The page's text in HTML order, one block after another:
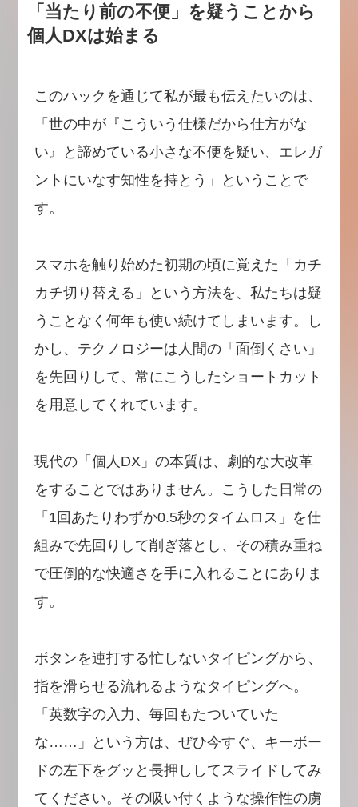
「当たり前の不便」を疑うことから
個人DXは始まる
このハックを通じて私が最も伝えたいのは、
「世の中が『こういう仕様だから仕方がな
い』と諦めている小さな不便を疑い、エレガ
ントにいなす知性を持とう」ということで
す。
スマホを触り始めた初期の頃に覚えた「カチ
カチ切り替える」という方法を、私たちは疑
うことなく何年も使い続けてしまいます。し
かし、テクノロジーは人間の「面倒くさい」
を先回りして、常にこうしたショートカット
を用意してくれています。
現代の「個人DX」の本質は、劇的な大改革
をすることではありません。こうした日常の
「1回あたりわずか0.5秒のタイムロス」を仕
組みで先回りして削ぎ落とし、その積み重ね
で圧倒的な快適さを手に入れることにありま
す。
ボタンを連打する忙しないタイピングから、
指を滑らせる流れるようなタイピングへ。
「英数字の入力、毎回もたついていた
な……」という方は、ぜひ今すぐ、キーボー
ドの左下をグッと長押ししてスライドしてみ
てください。その吸い付くような操作性の虜